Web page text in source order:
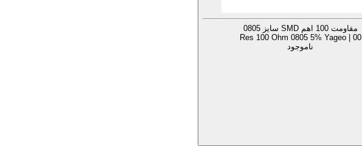
مقاومت 100 اهم SMD سایز 0805
Res 100 Ohm 0805 5% Yageo | 00
ناموجود